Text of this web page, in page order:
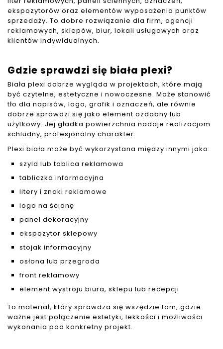
ekspozytorów oraz elementów wyposażenia punktów
sprzedaży. To dobre rozwiązanie dla firm, agencji
reklamowych, sklepów, biur, lokali usługowych oraz
klientów indywidualnych.
Gdzie sprawdzi się biała plexi?
Biała plexi dobrze wygląda w projektach, które mają
być czytelne, estetyczne i nowoczesne. Może stanowić
tło dla napisów, logo, grafik i oznaczeń, ale równie
dobrze sprawdzi się jako element ozdobny lub
użytkowy. Jej gładka powierzchnia nadaje realizacjom
schludny, profesjonalny charakter.
Plexi biała może być wykorzystana między innymi jako:
szyld lub tablica reklamowa
tabliczka informacyjna
litery i znaki reklamowe
logo na ścianę
panel dekoracyjny
ekspozytor sklepowy
stojak informacyjny
osłona lub przegroda
front reklamowy
element wystroju biura, sklepu lub recepcji
To materiał, który sprawdza się wszędzie tam, gdzie
ważne jest połączenie estetyki, lekkości i możliwości
wykonania pod konkretny projekt.